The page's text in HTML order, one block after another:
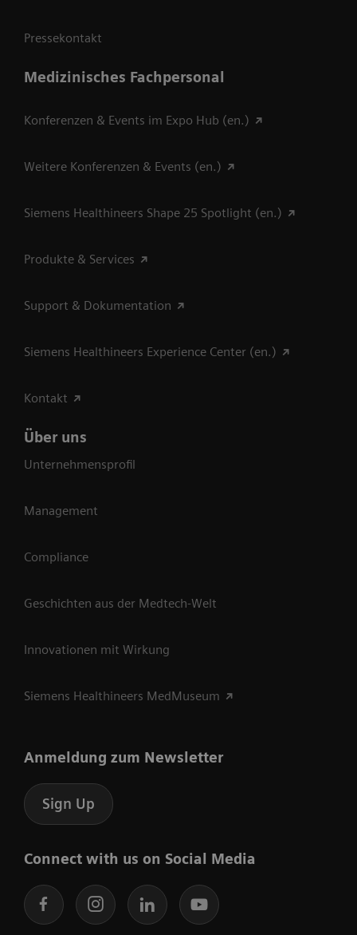
Pressekontakt
Medizinisches Fachpersonal
Konferenzen & Events im Expo Hub (en.)
Weitere Konferenzen & Events (en.)
Siemens Healthineers Shape 25 Spotlight (en.)
Produkte & Services
Support & Dokumentation
Siemens Healthineers Experience Center (en.)
Kontakt
Über uns
Unternehmensprofil
Management
Compliance
Geschichten aus der Medtech-Welt
Innovationen mit Wirkung
Siemens Healthineers MedMuseum
Anmeldung zum Newsletter
Sign Up
Connect with us on Social Media